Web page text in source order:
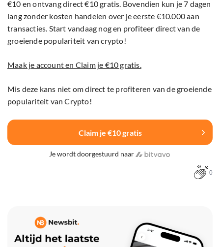
€10 en ontvang direct €10 gratis. Bovendien kun je 7 dagen
lang zonder kosten handelen over je eerste €10.000 aan
transacties. Start vandaag nog en profiteer direct van de
groeiende populariteit van crypto!
Maak je account en Claim je €10 gratis.
Mis deze kans niet om direct te profiteren van de groeiende
populariteit van Crypto!
Claim je €10 gratis
Je wordt doorgestuurd naar
0